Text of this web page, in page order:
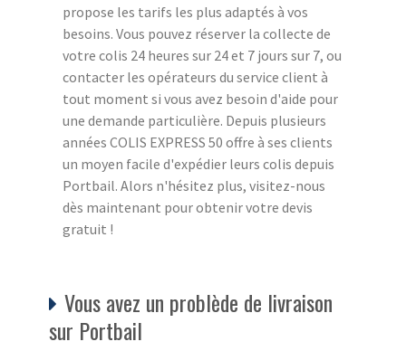
propose les tarifs les plus adaptés à vos
besoins. Vous pouvez réserver la collecte de
votre colis 24 heures sur 24 et 7 jours sur 7, ou
contacter les opérateurs du service client à
tout moment si vous avez besoin d'aide pour
une demande particulière. Depuis plusieurs
années COLIS EXPRESS 50 offre à ses clients
un moyen facile d'expédier leurs colis depuis
Portbail. Alors n'hésitez plus, visitez-nous
dès maintenant pour obtenir votre devis
gratuit !
Vous avez un problède de livraison
sur Portbail